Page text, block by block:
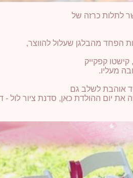
לתלות כרזה של
הפחד מהבלגן שעלול להווצר,
קפקייק
מעליו.
אוהבת לשלב גם
את יום ההולדת כאן, סדנת ציור לול -